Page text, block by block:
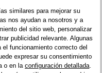
derechos reservados
y se aplican
y su
desdeRIESENIA